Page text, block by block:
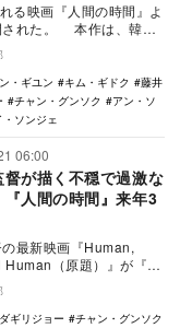
る映画『人間の時間』よ
された。 本作は、韓国
ク監督による不穏で過
・ギユン キム・ギドク
藤井
チャン・グンソク
アン・ソ
・ソンジェ
06:00
が描く不穏で過激な
人間の時間』来年3
最新映画『Human,
（原題）』が『人
で、2020…
ギリジョー
チャン・グンソク